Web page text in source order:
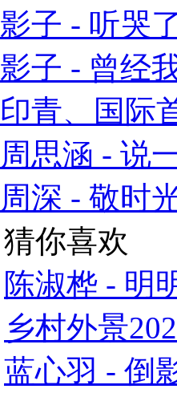
影子 - 听哭
影子 - 曾经
印青、国际
周思涵 - 说
周深 - 敬时
猜你喜欢
陈淑桦 - 明
乡村外景
蓝心羽 - 倒